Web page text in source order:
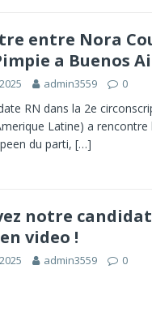
entre Nora
a Buenos
admin3559 0
RN dans la 2e
Latine) a
du parti, […]
notre
video !
admin3559 0